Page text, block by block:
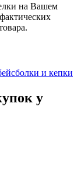
на Вашем
и кепки
у